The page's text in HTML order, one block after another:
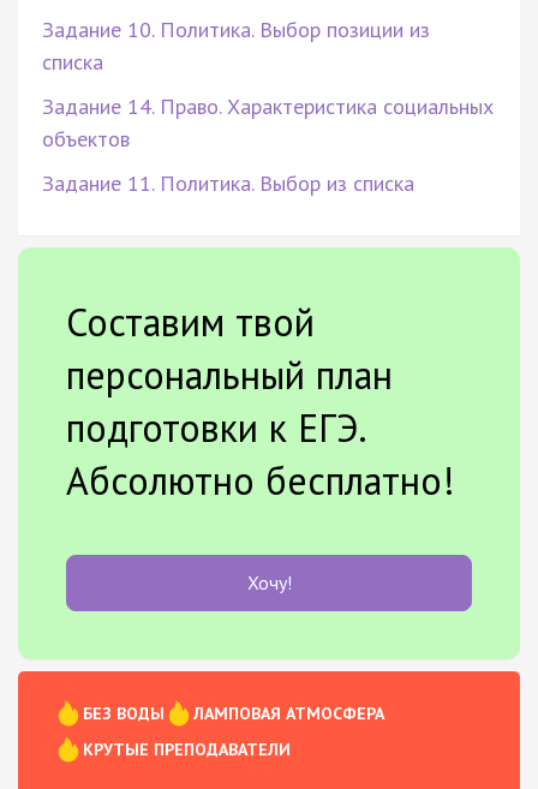
Задание 10. Политика. Выбор позиции из
списка
Задание 14. Право. Характеристика социальных
объектов
Задание 11. Политика. Выбор из списка
Составим твой
персональный план
подготовки к ЕГЭ.
Абсолютно бесплатно!
Хочу!
БЕЗ ВОДЫ
ЛАМПОВАЯ АТМОСФЕРА
КРУТЫЕ ПРЕПОДАВАТЕЛИ